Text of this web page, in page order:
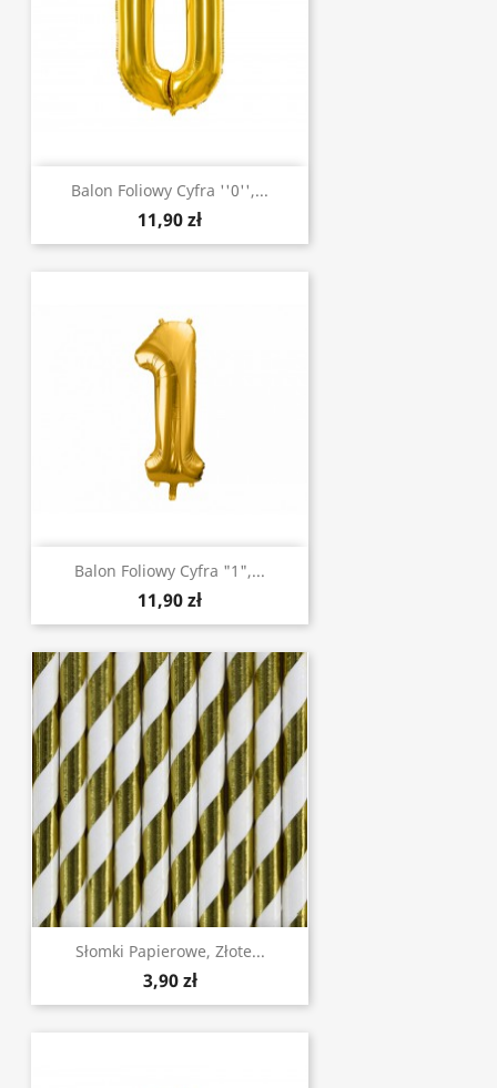
Balon Foliowy Cyfra ''0'',...
11,90 zł
Balon Foliowy Cyfra "1",...
11,90 zł
Słomki Papierowe, Złote...
3,90 zł